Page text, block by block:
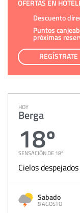
OFERTAS EN
Descuento
Puntos
próximas
REGÍSTRATE
HOY
Berga
18º
SENSACIÓN DE 18º
Cielos
Sabado
8 AGOSTO